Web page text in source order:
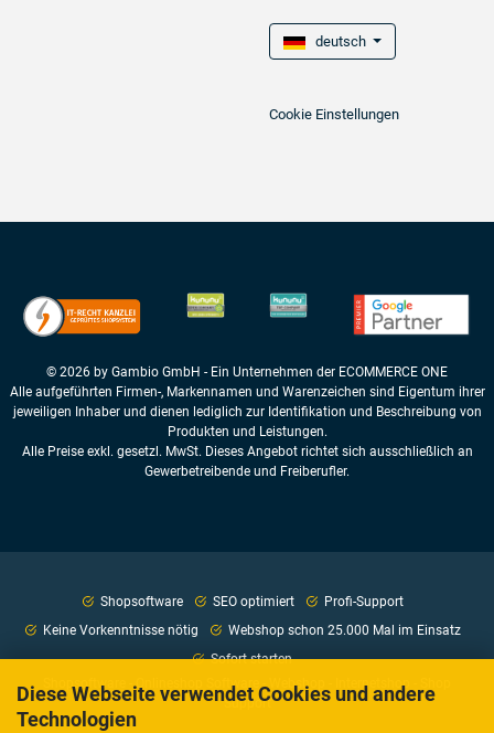
Diese Webseite verwendet Cookies und andere
Technologien
deutsch
Cookie Einstellungen
© 2026 by Gambio GmbH - Ein Unternehmen der ECOMMERCE ONE
Alle aufgeführten Firmen-, Markennamen und Warenzeichen sind Eigentum ihrer
jeweiligen Inhaber und dienen lediglich zur Identifikation und Beschreibung von
Produkten und Leistungen.
Alle Preise exkl. gesetzl. MwSt. Dieses Angebot richtet sich ausschließlich an
Gewerbetreibende und Freiberufler.
Shopsoftware SEO optimiert
Profi-Support
Keine Vorkenntnisse nötig
Webshop schon 25.000 Mal im Einsatz
Sofort starten
Shopsoftware - Onlineshop Software - Webshop - Internetshop - Shop
Support